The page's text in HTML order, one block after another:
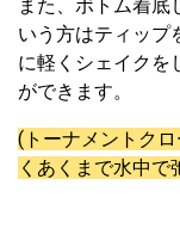
また、ボトム着底
いう方はティップ
に軽くシェイクを
ができます。
(トーナメントク
くあくまで水中で